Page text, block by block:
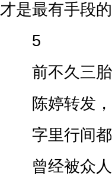
才是最有手段的
5
前不久三胎
陈婷转发，
字里行间都
曾经被众人